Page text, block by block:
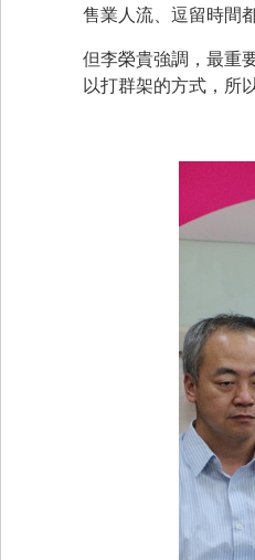
售業人流、逗留時間
但李榮貴強調，最重
以打群架的方式，所